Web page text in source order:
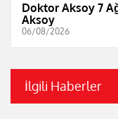
Doktor Aksoy 7
Aksoy
06/08/2026
İlgili Haberler